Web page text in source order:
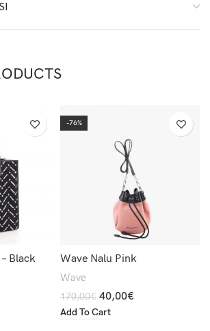
Black
-76%
Wave Nalu Pink
Wave
170,00€ 40,00€
Add To Cart